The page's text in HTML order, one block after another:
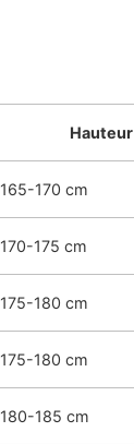
Hauteur
165-170 cm
170-175 cm
175-180 cm
175-180 cm
180-185 cm